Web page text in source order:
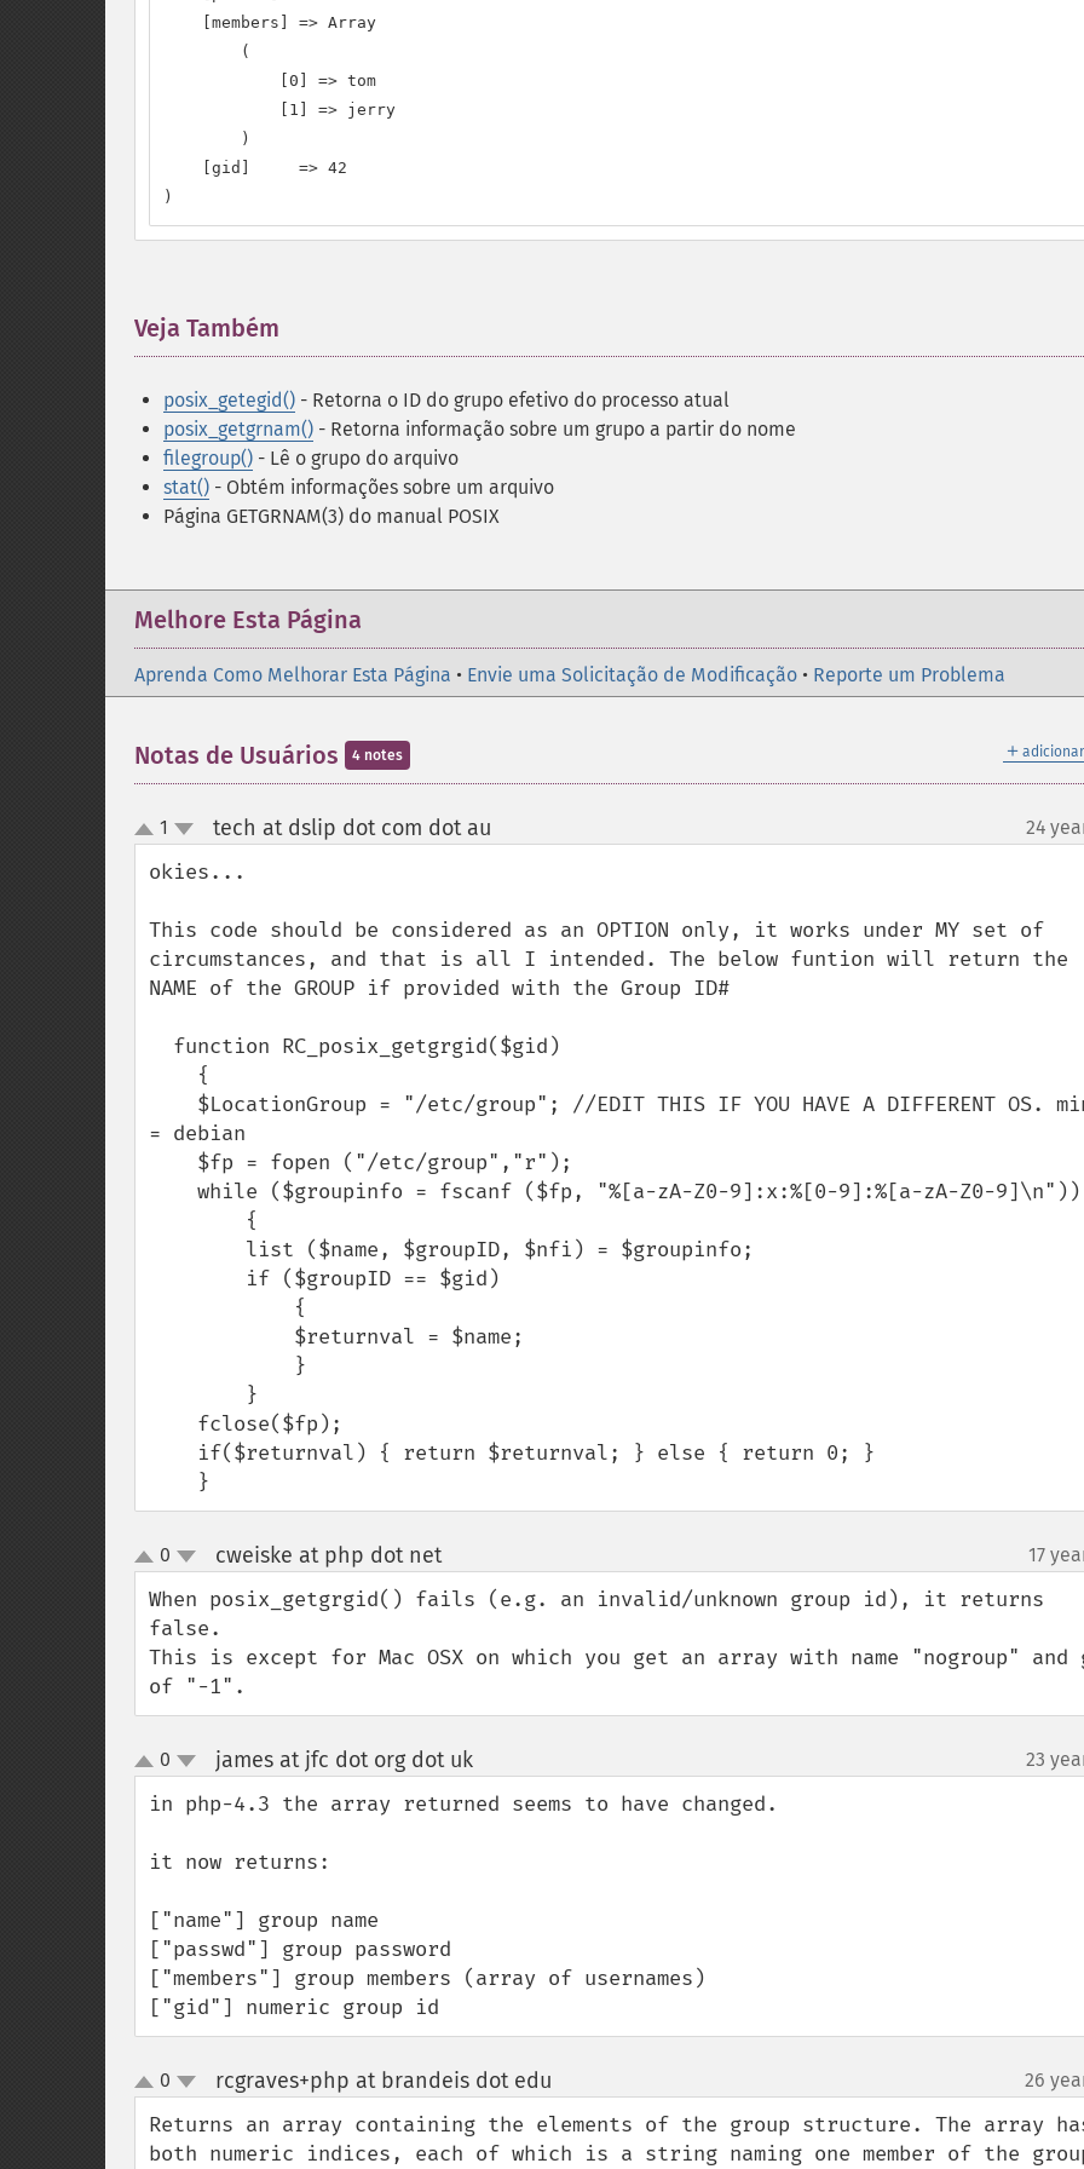
    [members] => Array
        (
            [0] => tom
            [1] => jerry
        )
    [gid]     => 42
)
Veja Também
posix_getegid() - Retorna o ID do grupo efetivo do processo atual
posix_getgrnam() - Retorna informação sobre um grupo a partir do nome
filegroup() - Lê o grupo do arquivo
stat() - Obtém informações sobre um arquivo
Página GETGRNAM(3) do manual POSIX
Melhore Esta Página
Aprenda Como Melhorar Esta Página • Envie uma Solicitação de Modificação • Reporte um Problema
＋
Notas de Usuários 4 notes
up
down
1 tech at dslip dot com dot au 24
okies...
This code should be considered as an OPTION only, it works under MY set of
circumstances, and that is all I intended. The below funtion will return the
NAME of the GROUP if provided with the Group ID#
= debian
    }
up
down
0 cweiske at php dot net¶ 17
When posix_getgrgid() fails (e.g. an invalid/unknown group id), it returns
false.
This is except for Mac OSX on which you get an array with name "nogroup" and
of "-1".
up
down
0 james at jfc dot org dot uk¶ 23
in php-4.3 the array returned seems to have changed.
it now returns:
["name"] group name
["passwd"] group password
["members"] group members (array of usernames)
["gid"] numeric group id
up
down
0 rcgraves+php at brandeis dot edu 26
Returns an array containing the elements of the group structure. The array
both numeric indices, each of which is a string naming one member of the